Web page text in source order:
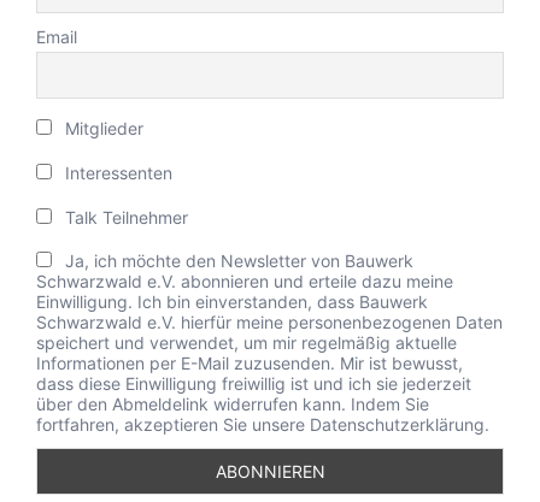
Email
Mitglieder
Interessenten
Talk Teilnehmer
Ja, ich möchte den Newsletter von Bauwerk
Schwarzwald e.V. abonnieren und erteile dazu meine
Einwilligung. Ich bin einverstanden, dass Bauwerk
Schwarzwald e.V. hierfür meine personenbezogenen Daten
speichert und verwendet, um mir regelmäßig aktuelle
Informationen per E-Mail zuzusenden. Mir ist bewusst,
dass diese Einwilligung freiwillig ist und ich sie jederzeit
über den Abmeldelink widerrufen kann. Indem Sie
fortfahren, akzeptieren Sie unsere Datenschutzerklärung.